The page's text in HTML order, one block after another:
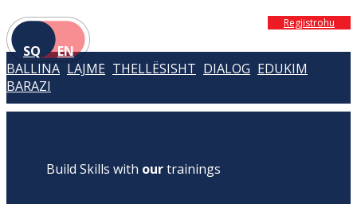
SQ EN
Regjistrohu
BALLINA LAJME THELLËSISHT DIALOG EDUKIM
BARAZI
Build Skills with ourtrainings